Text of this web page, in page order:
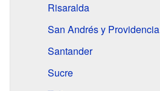
Risaralda
San Andrés y Providencia
Santander
Sucre